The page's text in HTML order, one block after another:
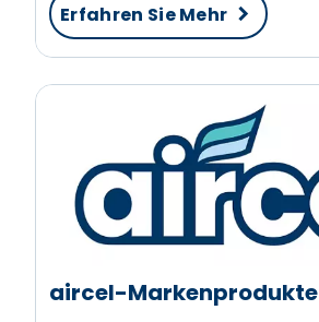
Erfahren Sie Mehr
aircel-Markenprodukte